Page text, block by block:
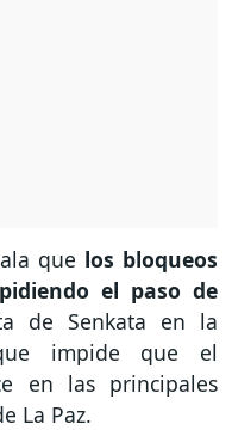
que los bloqueos
el paso de
de Senkata en la
impide que el
en las principales
La Paz.